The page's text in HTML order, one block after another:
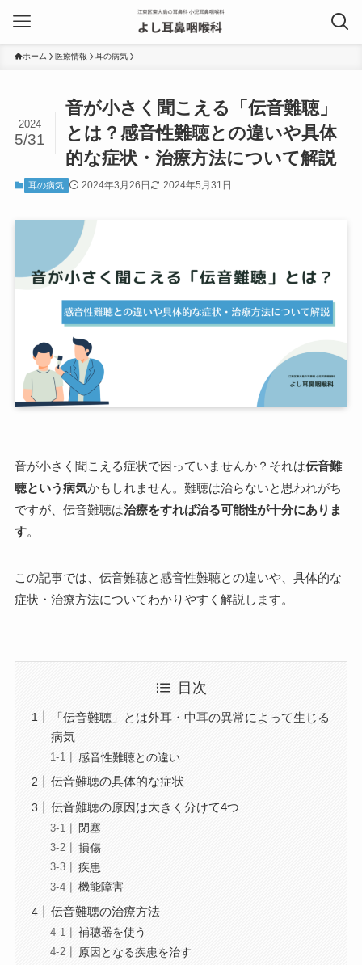
ホーム 医療情報 耳の病気
音が小さく聞こえる「伝音難聴」
とは？感音性難聴との違いや具体
的な症状・治療方法について解説
2024
5/31
耳の病気 2024年3月26日 2024年5月31日
音が小さく聞こえる症状で困っていませんか？それは伝音難
聴という病気かもしれません。難聴は治らないと思われがち
ですが、伝音難聴は治療をすれば治る可能性が十分にありま
す。
この記事では、伝音難聴と感音性難聴との違いや、具体的な
症状・治療方法についてわかりやすく解説します。
目次
「伝音難聴」とは外耳・中耳の異常によって生じる
病気
感音性難聴との違い
伝音難聴の具体的な症状
伝音難聴の原因は大きく分けて4つ
閉塞
損傷
疾患
機能障害
伝音難聴の治療方法
補聴器を使う
原因となる疾患を治す